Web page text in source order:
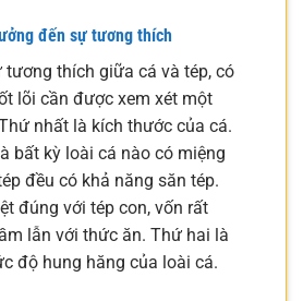
đến sự tương thích
tương thích giữa cá và tép, có
lõi cần được xem xét một
nhất là kích thước của cá.
bất kỳ loài cá nào có miệng
đều có khả năng săn tép.
đúng với tép con, vốn rất
lẫn với thức ăn. Thứ hai là
độ hung hăng của loài cá.